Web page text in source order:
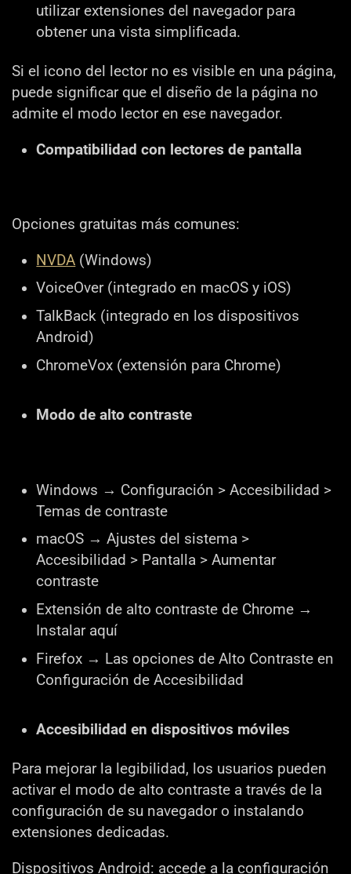
utilizar extensiones del navegador para
obtener una vista simplificada.
Si el icono del lector no es visible en una página,
puede significar que el diseño de la página no
admite el modo lector en ese navegador.
Compatibilidad con lectores de pantalla
Opciones gratuitas más comunes:
NVDA (Windows)
VoiceOver (integrado en macOS y iOS)
TalkBack (integrado en los dispositivos
Android)
ChromeVox (extensión para Chrome)
Modo de alto contraste
Windows → Configuración > Accesibilidad >
Temas de contraste
macOS → Ajustes del sistema >
Accesibilidad > Pantalla > Aumentar
contraste
Extensión de alto contraste de Chrome →
Instalar aquí
Firefox → Las opciones de Alto Contraste en
Configuración de Accesibilidad
Accesibilidad en dispositivos móviles
Para mejorar la legibilidad, los usuarios pueden
activar el modo de alto contraste a través de la
configuración de su navegador o instalando
extensiones dedicadas.
Dispositivos Android: accede a la configuración